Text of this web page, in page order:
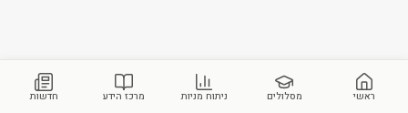
ראשי מסלולים ניתוח מניות מרכז הידע חדשות